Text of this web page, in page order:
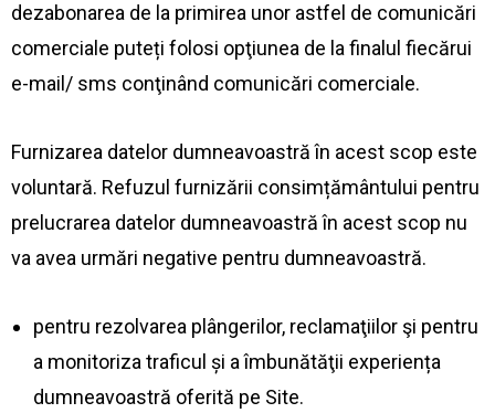
dezabonarea de la primirea unor astfel de comunicări
comerciale puteți folosi opţiunea de la finalul fiecărui
e-mail/ sms conţinând comunicări comerciale.
Furnizarea datelor dumneavoastră în acest scop este
voluntară. Refuzul furnizării consimțământului pentru
prelucrarea datelor dumneavoastră în acest scop nu
va avea urmări negative pentru dumneavoastră.
pentru rezolvarea plângerilor, reclamaţiilor şi pentru
a monitoriza traficul și a îmbunătăţii experiența
dumneavoastră oferită pe Site.